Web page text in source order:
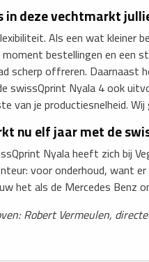
in deze vechtmarkt
Als een wat kleiner
bestellingen en een
scherp offreren. Daarnaast
swissQprint Nyala 4 ook
van je productiesnelheid.
nu elf jaar met de
Nyala heeft zich bij
voor onderhoud, want
het als de Mercedes Benz
Robert Vermeulen,